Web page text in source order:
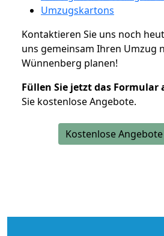
Umzugskartons
Kontaktieren Sie uns noch
uns gemeinsam Ihren Umzug
Wünnenberg planen!
Füllen Sie jetzt das Formular
Sie kostenlose Angebote.
Kostenlose